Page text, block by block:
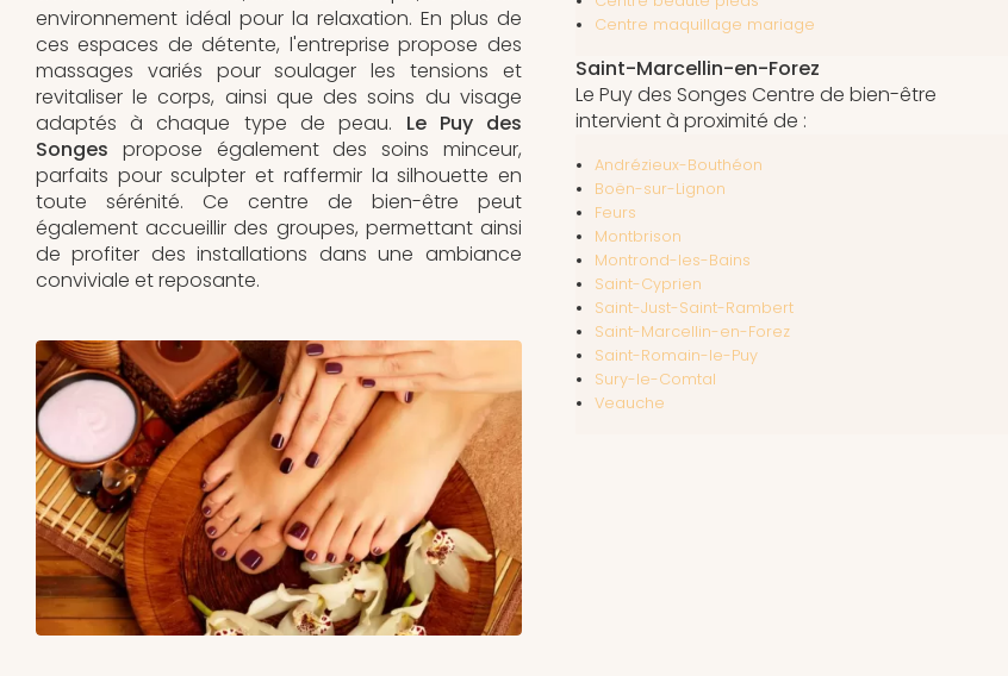
environnement idéal pour la relaxation. En plus de
ces espaces de détente, l'entreprise propose des
massages variés pour soulager les tensions et
revitaliser le corps, ainsi que des soins du visage
adaptés à chaque type de peau. Le Puy des
Songes propose également des soins minceur,
parfaits pour sculpter et raffermir la silhouette en
toute sérénité. Ce centre de bien-être peut
également accueillir des groupes, permettant ainsi
de profiter des installations dans une ambiance
conviviale et reposante.
Centre maquillage mariage
Saint-Marcellin-en-Forez
Le Puy des Songes Centre de bien-être
intervient à proximité de :
Andrézieux-Bouthéon
Boën-sur-Lignon
Feurs
Montbrison
Montrond-les-Bains
Saint-Cyprien
Saint-Just-Saint-Rambert
Saint-Marcellin-en-Forez
Saint-Romain-le-Puy
Sury-le-Comtal
Veauche